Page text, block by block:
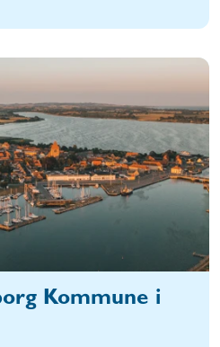
Kommune i